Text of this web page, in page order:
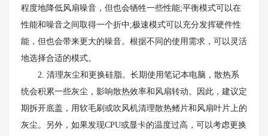
程度地降低风扇噪音，但也会牺牲一些性能;平衡模式可以在
性能和噪音之间取得一个折中;极速模式可以充分发挥硬件性
能，但也会带来更大的噪音。根据不同的使用需求，可以灵活
地选择合适的模式。
2. 清理灰尘和更换硅脂。长期使用笔记本电脑，散热系
统会积累一些灰尘，影响散热效率和风扇转动。因此，建议定
期拆开底盖，用软毛刷或吹风机清理散热鳍片和风扇叶片上的
灰尘。另外，如果发现CPU或显卡的温度过高，可以考虑更换